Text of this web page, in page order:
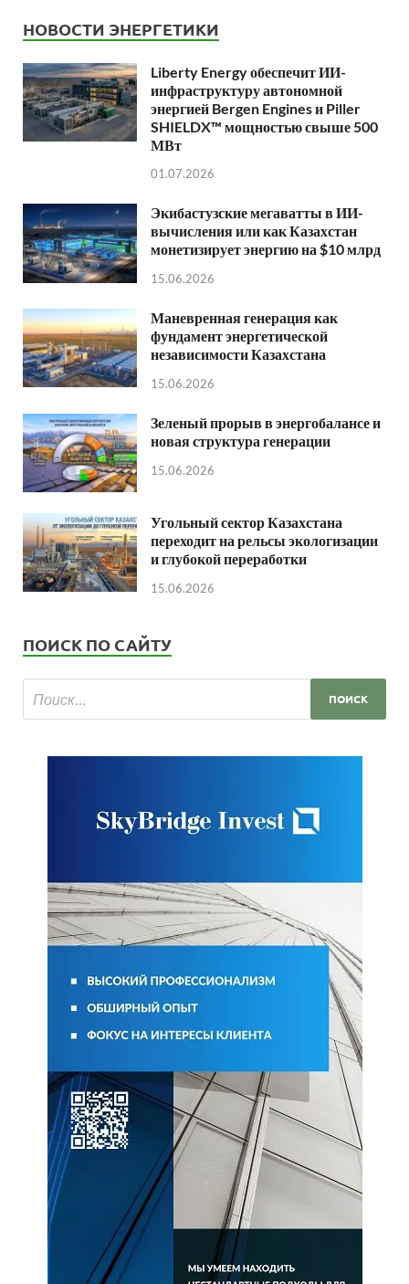
НОВОСТИ ЭНЕРГЕТИКИ
Liberty Energy обеспечит ИИ-
инфраструктуру автономной
энергией Bergen Engines и Piller
SHIELDX™ мощностью свыше 500
МВт
01.07.2026
Экибастузские мегаватты в ИИ-
вычисления или как Казахстан
монетизирует энергию на $10 млрд
15.06.2026
Маневренная генерация как
фундамент энергетической
независимости Казахстана
15.06.2026
Зеленый прорыв в энергобалансе и
новая структура генерации
15.06.2026
Угольный сектор Казахстана
переходит на рельсы экологизации
и глубокой переработки
15.06.2026
ПОИСК ПО САЙТУ